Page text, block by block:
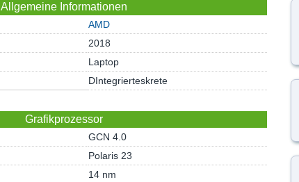
Allgemeine Informationen
AMD
2018
Laptop
DIntegrierteskrete
Grafikprozessor
GCN 4.0
Polaris 23
14 nm